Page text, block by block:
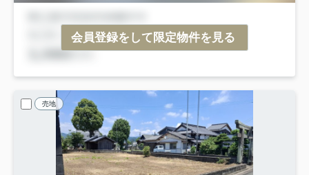
会員登録をして限定物件を見る
売地